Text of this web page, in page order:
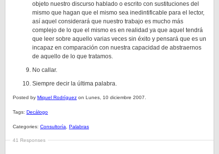
objeto nuestro discurso hablado o escrito con sustituciones del
mismo que hagan que el mismo sea inedintificable para el lector,
así aquel considerará que nuestro trabajo es mucho más
complejo de lo que el mismo es en realidad ya que aquel tendrá
que leer sobre aquello varias veces sin éxito y pensará que es un
incapaz en comparación con nuestra capacidad de abstraernos
de aquello de lo que tratamos.
No callar.
Siempre decir la última palabra.
Posted by Miquel Rodríguez on Lunes, 10 diciembre 2007.
Tags: Decálogo
Categories: Consultoría Palabras
41 Responses